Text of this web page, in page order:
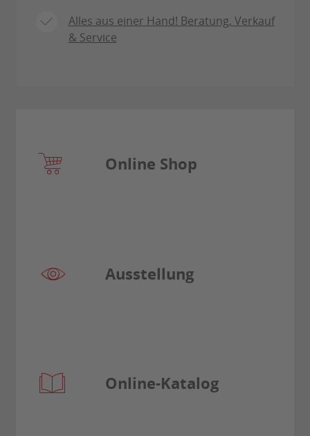
Alles aus einer Hand! Beratung, Verkauf
& Service
Online Shop
Ausstellung
Online-Katalog